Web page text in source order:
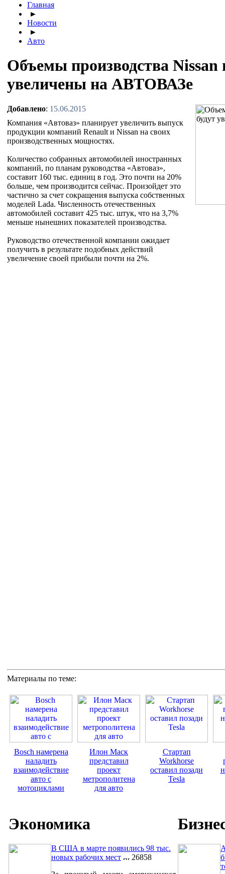
Главная
►
Новости
►
Авто
Объемы производства Nissan
увеличены на АВТОВАЗе
Добавлено: 15.06.2015
Компания «Автоваз» планирует увеличить выпуск
продукции компаний Renault и Nissan на своих
производственных мощностях.
Количество собранных автомобилей иностранных
компаний, по планам руководства «Автоваз»,
составит 160 тыс. единиц в год. Это почти на 20%
больше, чем производится сейчас. Произойдет это
частично за счет сокращения выпуска собственных
моделей Lada. Численность отечественных
автомобилей составит 425 тыс. штук, что на 3,7%
меньше нынешних показателей производства.
Руководство отечественной компании ожидает
получить в результате подобных действий
увеличение своей прибыли почти на 2%.
Материалы по теме:
Bosch намерена
наладить
взаимодействие
авто с
мотоциклами
Илон Маск
представил
проект
метрополитена
для авто
Стартап
Workhorse
оставил позади
Tesla
Экономика
В США в марте появились 98 тыс.
новых рабочих мест
26858